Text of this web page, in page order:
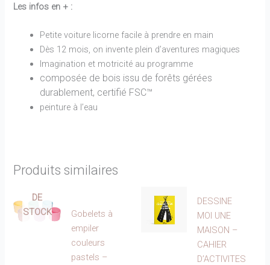
Les infos en + :
Petite voiture licorne facile à prendre en main
Dès 12 mois, on invente plein d’aventures magiques
Imagination et motricité au programme
composée de bois issu de forêts gérées
durablement, certifié FSC™
peinture à l’eau
Produits similaires
EN
DE
STOCK
Gobelets à
empiler
couleurs
pastels –
DESSINE
MOI UNE
MAISON –
CAHIER
D’ACTIVITES